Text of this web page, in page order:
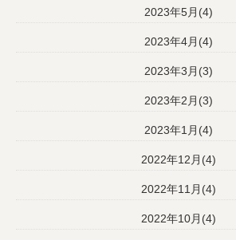
2023年5月(4)
2023年4月(4)
2023年3月(3)
2023年2月(3)
2023年1月(4)
2022年12月(4)
2022年11月(4)
2022年10月(4)